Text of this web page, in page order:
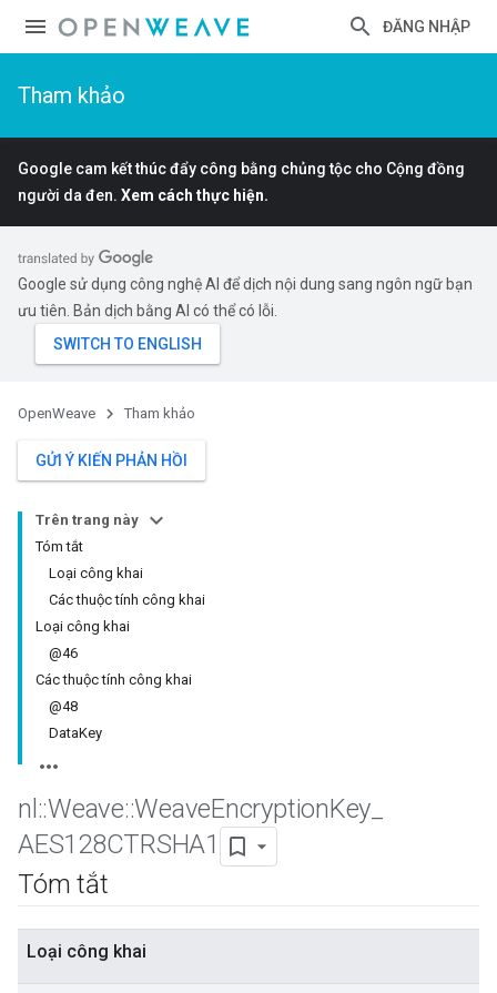
ĐĂNG NHẬP
Tham khảo
Google cam kết thúc đẩy công bằng chủng tộc cho Cộng đồng
người da đen. Xem cách thực hiện.
Google sử dụng công nghệ AI để dịch nội dung sang ngôn ngữ bạn
ưu tiên. Bản dịch bằng AI có thể có lỗi.
OpenWeave Tham khảo
GỬI Ý KIẾN PHẢN HỒI
Trên trang này
Tóm tắt
Loại công khai
Các thuộc tính công khai
Loại công khai
@46
Các thuộc tính công khai
@48
DataKey
nl ::Weave::WeaveEncryptionKey
AES128CTRSHA1
Tóm tắt
Loại công khai